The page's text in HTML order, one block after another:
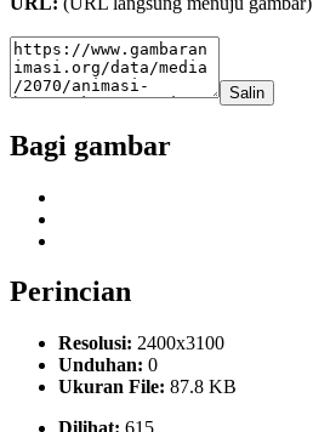
Salin
Bagi gambar
Perincian
Resolusi: 2400x3100
Unduhan: 0
Ukuran File: 87.8 KB